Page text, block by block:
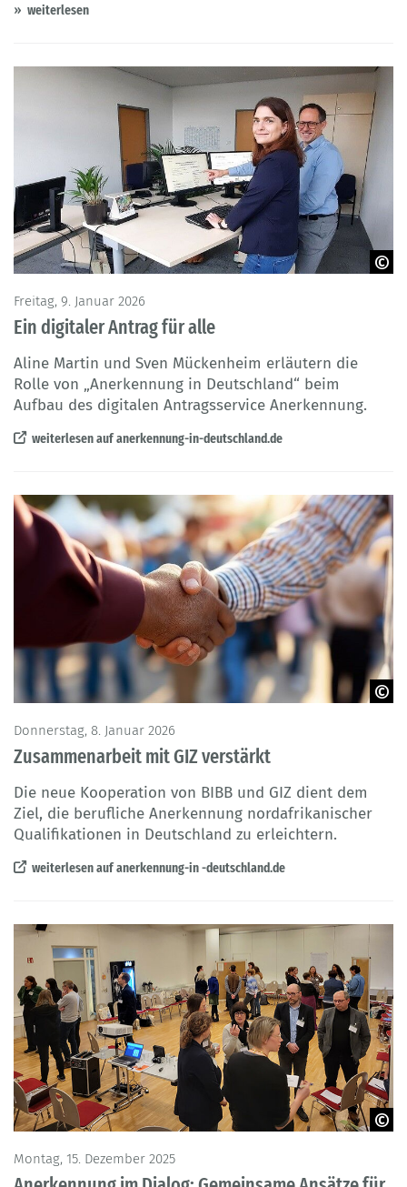
weiterlesen
Freitag, 9. Januar 2026
Ein digitaler Antrag für alle
Aline Martin und Sven Mückenheim erläutern die
Rolle von „Anerkennung in Deutschland“ beim
Aufbau des digitalen Antragsservice Anerkennung.
weiterlesen auf anerkennung-in-deutschland.de
Donnerstag, 8. Januar 2026
Zusammenarbeit mit GIZ verstärkt
Die neue Kooperation von BIBB und GIZ dient dem
Ziel, die berufliche Anerkennung nordafrikanischer
Qualifikationen in Deutschland zu erleichtern.
weiterlesen auf anerkennung-in -deutschland.de
Montag, 15. Dezember 2025